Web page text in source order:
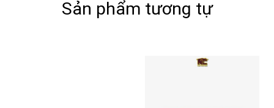
Sản phẩm tương tự